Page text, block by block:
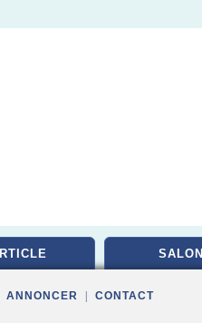
SALON
ANNONCER CONTACT